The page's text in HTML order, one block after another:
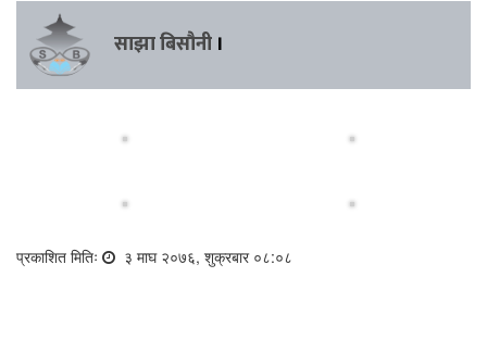
साझा बिसौनी ।
प्रकाशित मितिः ३ माघ २०७६, शुक्रबार ०८:०८